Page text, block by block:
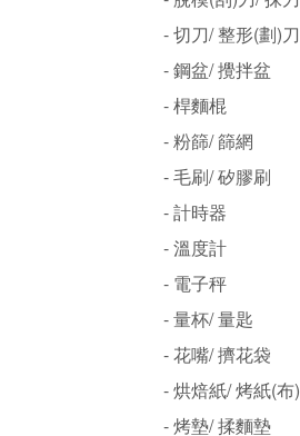
- 切刀/ 整形(劃)刀
- 鋼盆/ 攪拌盆
- 桿麵棍
- 粉篩/ 篩網
- 毛刷/ 矽膠刷
- 計時器
- 溫度計
- 電子秤
- 量杯/ 量匙
- 花嘴/ 擠花袋
- 烘焙紙/ 烤紙(布)
- 烤墊/ 揉麵墊